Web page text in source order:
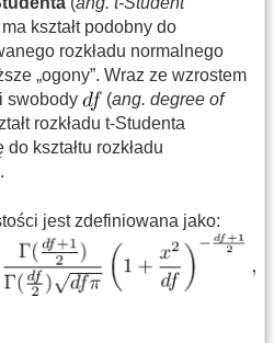
kształt podobny do
rozkładu normalnego
„ogony”. Wraz ze wzrostem
swobody
(ang. degree of
rozkładu t-Studenta
kształtu rozkładu
jest zdefiniowana jako: